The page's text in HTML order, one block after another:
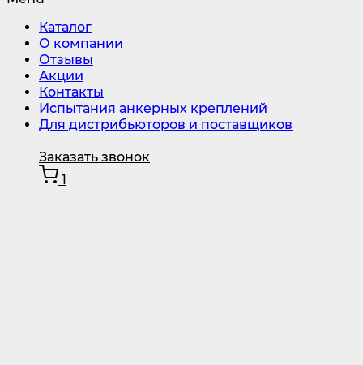
Каталог
О компании
Отзывы
Акции
Контакты
Испытания анкерных креплений
Для дистрибьюторов и поставщиков
Заказать звонок
1